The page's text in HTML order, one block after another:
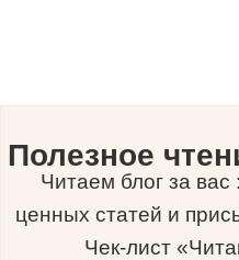
Полезное
Читаем блог за
ценных статей и
Чек-лист